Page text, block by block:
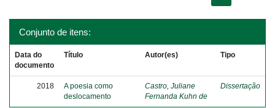
Conjunto de itens:
Data do
documento
Título Autor(es) Tipo
2018
A poesia como
deslocamento
Castro, Juliane
Fernanda Kuhn de
Dissertação